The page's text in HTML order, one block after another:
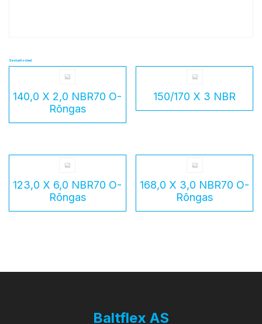
Seotud tooted
140,0 X 2,0 NBR70 O-
Rõngas
150/170 X 3 NBR
123,0 X 6,0 NBR70 O-
Rõngas
168,0 X 3,0 NBR70 O-
Rõngas
Baltflex AS